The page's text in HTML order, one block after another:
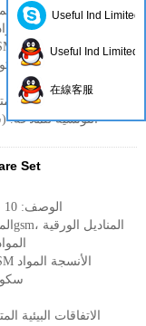
المادة: 100٪ لب العذراء، 13.5gsm، المناديل الورقية
المواد
سكو المواد: 13.5 +/- 0.5GSM الأنسجة المواد
سكو
الاتفاقات
التونسية للملاحة. (سم): 39.5 ×
Set
الوصف: 10 حزم 10 × 3-بلي ميني جيب
المادة: 100٪ لب العذراء، 13.5gsm، المناديل الورقية
المواد
سكو المواد: 13.5 +/- 0.5GSM الأنسجة المواد
سكو
الاتفاقات
Useful Ind Limited
Useful Ind Limited
在線客服